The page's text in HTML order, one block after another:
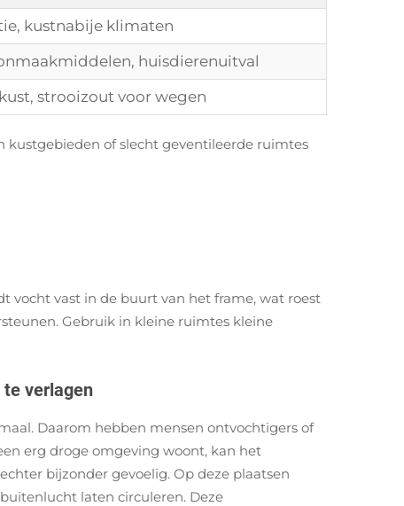
kustnabije klimaten
huisdierenuitval
strooizout voor wegen
of slecht geventileerde ruimtes
vocht vast in de buurt van het frame, wat roest
Gebruik in kleine ruimtes kleine
verlagen
Daarom hebben mensen ontvochtigers of
erg droge omgeving woont, kan het
bijzonder gevoelig. Op deze plaatsen
laten circuleren. Deze